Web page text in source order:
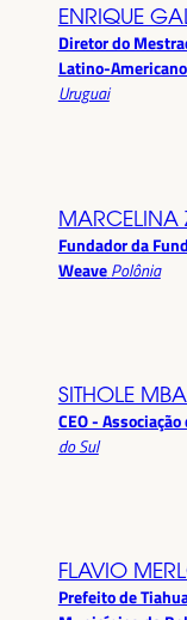
ENRIQUE
Diretor do
Latino-
Uruguai
MARCELINA
Fundador da
Weave Polônia
SITHOLE
CEO -
do Sul
FLAVIO
Prefeito de